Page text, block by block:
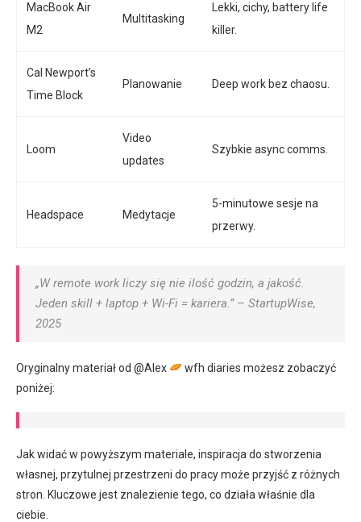
MacBook Air
M2
Multitasking
Lekki, cichy, battery life
killer.
Cal Newport’s
Time Block
Planowanie Deep work bez chaosu.
Loom
Video
updates
Szybkie async comms.
Headspace Medytacje
5-minutowe sesje na
przerwy.
„W remote work liczy się nie ilość godzin, a jakość.
Jeden skill + laptop + Wi-Fi = kariera.” – StartupWise,
2025
Oryginalny materiał od @Alex
wfh diaries możesz zobaczyć
poniżej:
Jak widać w powyższym materiale, inspiracja do stworzenia
własnej, przytulnej przestrzeni do pracy może przyjść z różnych
stron. Kluczowe jest znalezienie tego, co działa właśnie dla
ciebie.